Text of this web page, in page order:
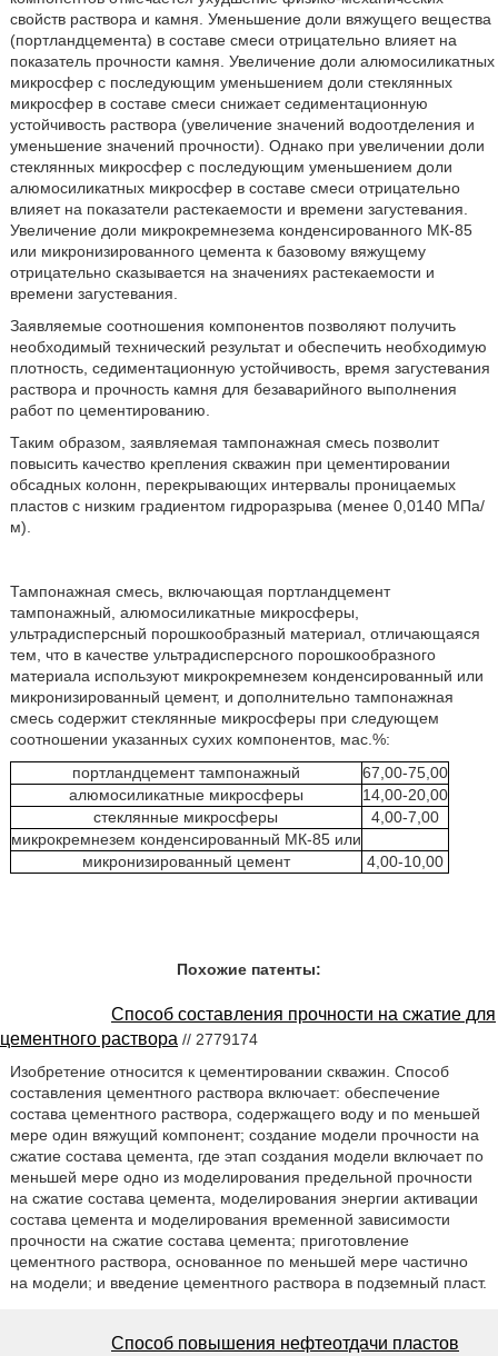
свойств раствора и камня. Уменьшение доли вяжущего вещества
(портландцемента) в составе смеси отрицательно влияет на
показатель прочности камня. Увеличение доли алюмосиликатных
микросфер с последующим уменьшением доли стеклянных
микросфер в составе смеси снижает седиментационную
устойчивость раствора (увеличение значений водоотделения и
уменьшение значений прочности). Однако при увеличении доли
стеклянных микросфер с последующим уменьшением доли
алюмосиликатных микросфер в составе смеси отрицательно
влияет на показатели растекаемости и времени загустевания.
Увеличение доли микрокремнезема конденсированного МК-85
или микронизированного цемента к базовому вяжущему
отрицательно сказывается на значениях растекаемости и
времени загустевания.
Заявляемые соотношения компонентов позволяют получить
необходимый технический результат и обеспечить необходимую
плотность, седиментационную устойчивость, время загустевания
раствора и прочность камня для безаварийного выполнения
работ по цементированию.
Таким образом, заявляемая тампонажная смесь позволит
повысить качество крепления скважин при цементировании
обсадных колонн, перекрывающих интервалы проницаемых
пластов с низким градиентом гидроразрыва (менее 0,0140 МПа/
м).
Тампонажная смесь, включающая портландцемент
тампонажный, алюмосиликатные микросферы,
ультрадисперсный порошкообразный материал, отличающаяся
тем, что в качестве ультрадисперсного порошкообразного
материала используют микрокремнезем конденсированный или
микронизированный цемент, и дополнительно тампонажная
смесь содержит стеклянные микросферы при следующем
соотношении указанных сухих компонентов, мас.%:
портландцемент тампонажный
67,00-75,00
алюмосиликатные микросферы
14,00-20,00
стеклянные микросферы
4,00-7,00
микрокремнезем конденсированный МК-85 или
микронизированный цемент
4,00-10,00
Похожие патенты:
Способ составления прочности на сжатие для
цементного раствора // 2779174
Изобретение относится к цементировании скважин. Способ
составления цементного раствора включает: обеспечение
состава цементного раствора, содержащего воду и по меньшей
мере один вяжущий компонент; создание модели прочности на
сжатие состава цемента, где этап создания модели включает по
меньшей мере одно из моделирования предельной прочности
на сжатие состава цемента, моделирования энергии активации
состава цемента и моделирования временной зависимости
прочности на сжатие состава цемента; приготовление
цементного раствора, основанное по меньшей мере частично
на модели; и введение цементного раствора в подземный пласт.
Способ повышения нефтеотдачи пластов